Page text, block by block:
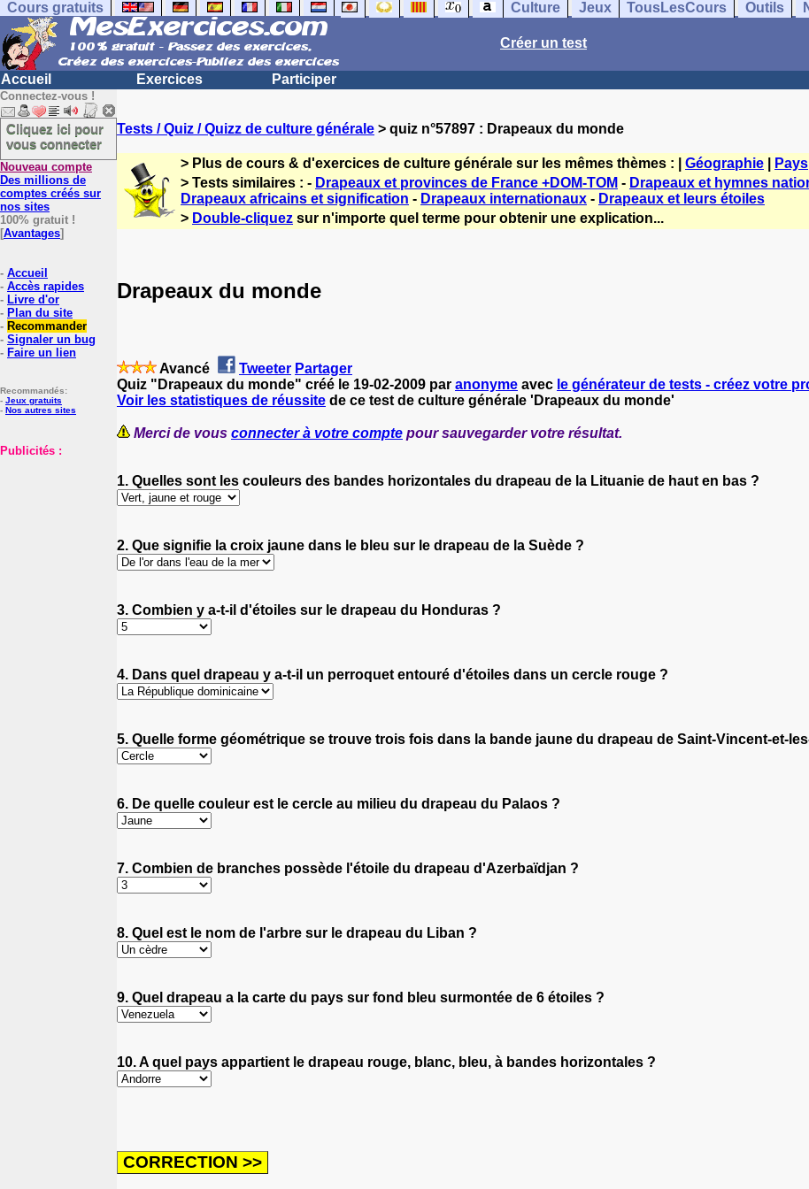
Cours gratuits Culture Jeux TousLesCours Outils
Créer un test
Accueil Exercices Participer
Connectez-vous !
Cliquez ici pour
vous connecter
Nouveau compte
Des millions de
comptes créés sur
nos sites
100% gratuit !
[Avantages]
- Accueil
- Accès rapides
- Livre d'or
- Plan du site
- Recommander
- Signaler un bug
- Faire un lien
Recommandés:
- Jeux gratuits
- Nos autres sites
Publicités :
Tests / Quiz / Quizz de culture générale > quiz n°57897 : Drapeaux du monde
> Plus de cours & d'exercices de culture générale sur les mêmes thèmes : | Géographie Pays
> Tests similaires : - Drapeaux et provinces de France +DOM-TOM - Drapeaux et hymnes
Drapeaux africains et signification - Drapeaux internationaux - Drapeaux et leurs étoiles
> Double-cliquez sur n'importe quel terme pour obtenir une explication...
Drapeaux du monde
Avancé Tweeter Partager
Quiz "Drapeaux du monde" créé le 19-02-2009 par anonyme avec le générateur de tests - créez votre
Voir les statistiques de réussite de ce test de culture générale 'Drapeaux du monde'
Merci de vous connecter à votre compte pour sauvegarder votre résultat.
1. Quelles sont les couleurs des bandes horizontales du drapeau de la Lituanie de haut en bas ?
2. Que signifie la croix jaune dans le bleu sur le drapeau de la Suède ?
3. Combien y a-t-il d'étoiles sur le drapeau du Honduras ?
4. Dans quel drapeau y a-t-il un perroquet entouré d'étoiles dans un cercle rouge ?
5. Quelle forme géométrique se trouve trois fois dans la bande jaune du drapeau de Saint-Vincent-et-
6. De quelle couleur est le cercle au milieu du drapeau du Palaos ?
7. Combien de branches possède l'étoile du drapeau d'Azerbaïdjan ?
8. Quel est le nom de l'arbre sur le drapeau du Liban ?
9. Quel drapeau a la carte du pays sur fond bleu surmontée de 6 étoiles ?
10. A quel pays appartient le drapeau rouge, blanc, bleu, à bandes horizontales ?